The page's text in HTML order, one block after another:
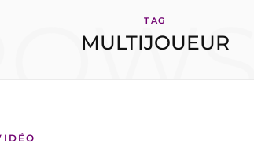
TAG
MULTIJOUEUR